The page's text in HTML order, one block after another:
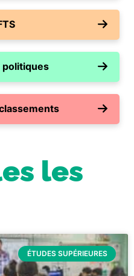
politiques
les
ÉTUDES SUPÉRIEURES